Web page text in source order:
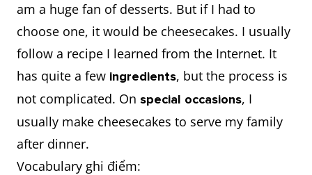
something
down
gì rất nhiều và nhanh)
to follow a
tuân theo công thức nấu ăn
to have a
sweet tooth
hảo ngọt
am a huge fan of desserts. But if I had to
choose one, it would be cheesecakes. I usually
follow a recipe I learned from the Internet. It
has quite a few ingredients, but the process is
not complicated. On special occasions, I
usually make cheesecakes to serve my family
after dinner.
Vocabulary ghi điểm: